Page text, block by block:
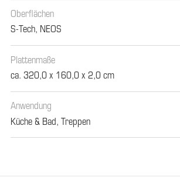
Oberflächen
S-Tech, NEOS
Plattenmaße
ca. 320,0 x 160,0 x 2,0 cm
Anwendung
Küche & Bad, Treppen